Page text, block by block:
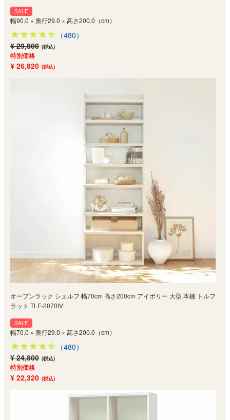
SALE
幅90.0 × 奥行29.0 × 高さ200.0（cm）
（480）
¥ 29,800 (税込)
特別価格
¥ 26,820 (税込)
オープンラック シェルフ 幅70cm 高さ200cm アイボリー 大型 本棚 トルフ
ラット TLF-2070IV
SALE
幅70.0 × 奥行29.0 × 高さ200.0（cm）
（480）
¥ 24,800 (税込)
特別価格
¥ 22,320 (税込)